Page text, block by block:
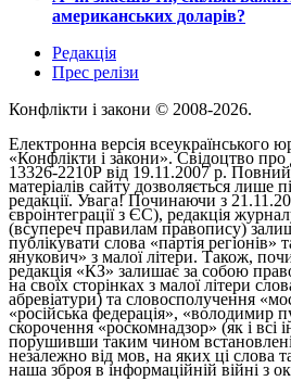
американських доларів?
Редакція
Прес релізи
Конфлікти і закони © 2008-2026.
Електронна версія всеукраїнського
«Конфлікти і закони». Свідоцтво
13326-2210Р від 19.11.2007 р.
матеріалів сайту дозволяється лише
редакції. Увага! Починаючи з
євроінтеграції з ЄС), редакція
(всупереч правилам правопису)
публікувати слова «партія регіонів»
янукович» з малої літери. Також,
редакція «КЗ» залишає за собою
на своїх сторінках з малої літери
абревіатури) та словосполучення
«російська федерація», «володимир
скорочення «роскомнадзор» (як і всі
порушивши таким чином
незалежно від мов, на яких ці слова
наша зброя в інформаційній війні з